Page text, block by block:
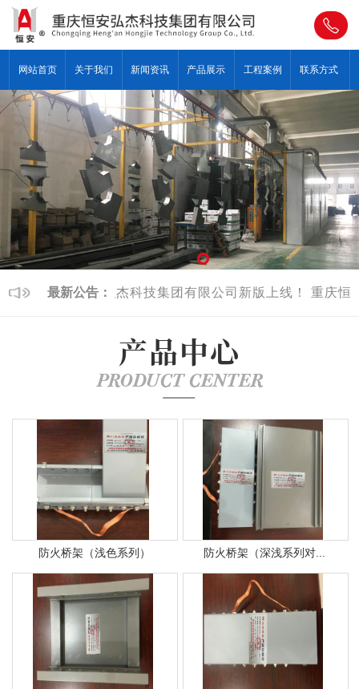
网站首页 关于我们 新闻资讯 产品展示 工程案例 联系方式
最新公告：
重庆恒安弘杰科技集团有限公司新版上线！重庆恒安
产品中心
PRODUCT CENTER
防火桥架（浅色系列） 防火桥架（深浅系列对...